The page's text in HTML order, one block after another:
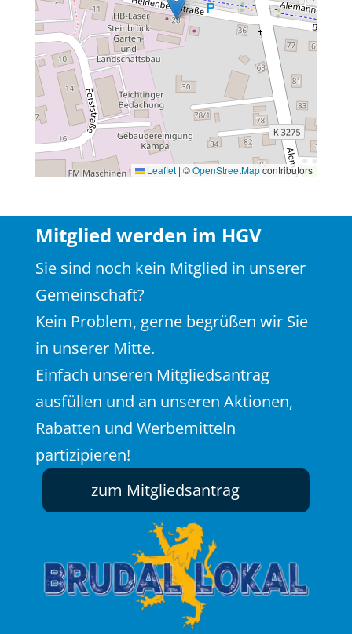
Leaflet | ©OpenStreetMapcontributors
Mitglied werden im HGV
Sie sind noch kein Mitglied in unserer
Gemeinschaft?
Kein Problem, gerne begrüßen wir Sie
in unserer Mitte.
Einfach unseren Mitgliedsantrag
ausfüllen und an unseren Aktionen,
Rabatten und Werbemitteln
partizipieren!
zum Mitgliedsantrag